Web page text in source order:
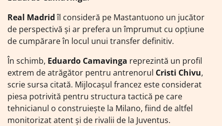
Real Madridîl consideră pe Mastantuono un jucător
de perspectivă și ar prefera un împrumut cu opțiune
de cumpărare în locul unui transfer definitiv.
În schimb, Eduardo Camavinga reprezintă un profil
extrem de atrăgător pentru antrenorul Cristi Chivu,
scrie sursa citată. Mijlocașul francez este considerat
piesa potrivită pentru structura tactică pe care
tehnicianul o construiește la Milano, fiind de altfel
monitorizat atent și de rivalii de la Juventus.